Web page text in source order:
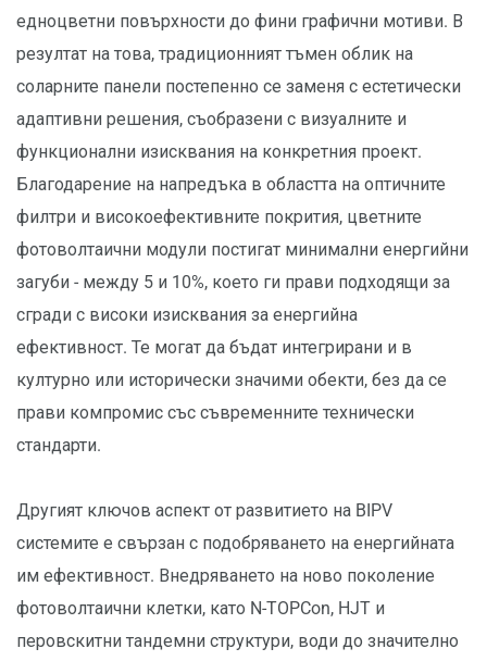
едноцветни повърхности до фини графични мотиви. В
резултат на това, традиционният тъмен облик на
соларните панели постепенно се заменя с естетически
адаптивни решения, съобразени с визуалните и
функционални изисквания на конкретния проект.
Благодарение на напредъка в областта на оптичните
филтри и високоефективните покрития, цветните
фотоволтаични модули постигат минимални енергийни
загуби - между 5 и 10%, което ги прави подходящи за
сгради с високи изисквания за енергийна
ефективност. Те могат да бъдат интегрирани и в
културно или исторически значими обекти, без да се
прави компромис със съвременните технически
стандарти.
Другият ключов аспект от развитието на BIPV
системите е свързан с подобряването на енергийната
им ефективност. Внедряването на ново поколение
фотоволтаични клетки, като N-TOPCon, HJT и
перовскитни тандемни структури, води до значително